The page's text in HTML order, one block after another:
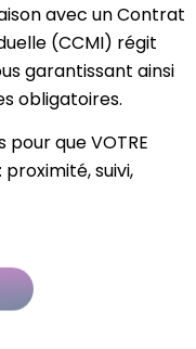
avec un Contrat
(CCMI) régit
garantissant ainsi
obligatoires.
que VOTRE
suivi,